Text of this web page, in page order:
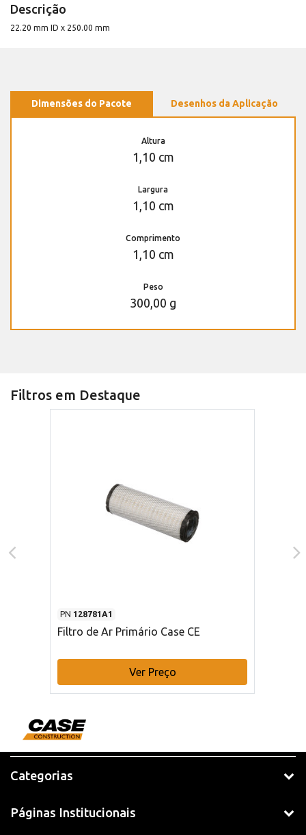
Descrição
22.20 mm ID x 250.00 mm
Dimensões do Pacote Desenhos da Aplicação
Altura
1,10 cm
Largura
1,10 cm
Comprimento
1,10 cm
Peso
300,00 g
Filtros em Destaque
PN 128781A1
Filtro de Ar Primário Case CE
Ver Preço
Categorias
Páginas Institucionais